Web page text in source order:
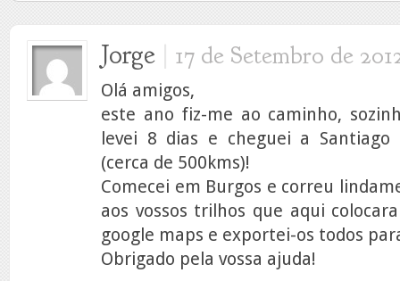
Jorge | 17 de Setembro de
Olá amigos,
este ano fiz-me ao caminho,
levei 8 dias e cheguei a
(cerca de 500kms)!
Comecei em Burgos e correu
aos vossos trilhos que aqui
google maps e exportei-os todos
Obrigado pela vossa ajuda!